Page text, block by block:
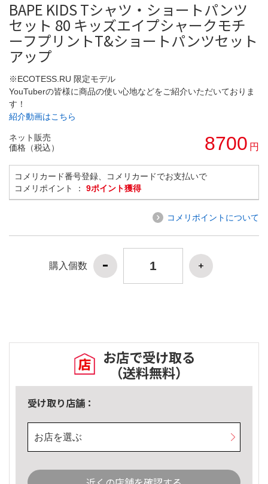
BAPE KIDS Tシャツ・ショートパンツ
セット 80 キッズエイプシャークモチ
ーフプリントT&ショートパンツセット
アップ
※ECOTESS.RU 限定モデル
YouTuberの皆様に商品の使い心地などをご紹介いただいておりま
す！
紹介動画はこちら
ネット販売
価格（税込）
8700 円
コメリカード番号登録、コメリカードでお支払いで
コメリポイント ： 9ポイント獲得
コメリポイントについて
購入個数
お店で受け取る
（送料無料）
受け取り店舗：
お店を選ぶ